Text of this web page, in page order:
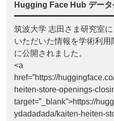
Hugging Face Hub データ
筑波大学 志田さま研究室
いただいた情報を学術利
に公開されました。
<a
href=”https://
heiten-store-openings-
target=”_blank”>https://
ydadadada/kaiten-heiten-